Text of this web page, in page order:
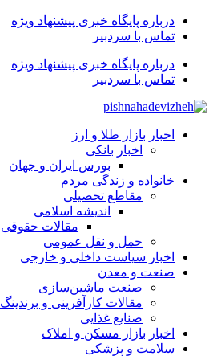
درباره پایگاه خبری پیشنهاد ویژه
تماس با سردبیر
درباره پایگاه خبری پیشنهاد ویژه
تماس با سردبیر
اخبار بازار طلا و ارز
اخبار بانکی
بورس ایران و جهان
خانواده و زندگی مردم
مقاطع تحصیلی
اندیشه اسلامی
مقالات حقوقی
حمل و نقل عمومی
اخبار سیاست داخلی و خارجی
صنعت و معدن
صنعت ماشین‌سازی
مقالات کارآفرینی و برندینگ
صنایع غذایی
اخبار بازار مسکن و املاک
سلامت و پزشکی